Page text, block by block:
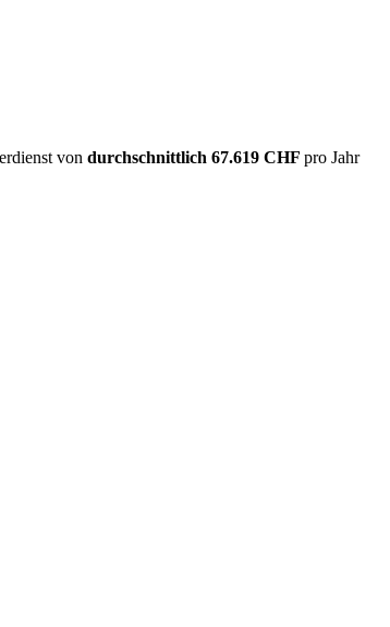
von durchschnittlich 67.619 CHF pro Jahr